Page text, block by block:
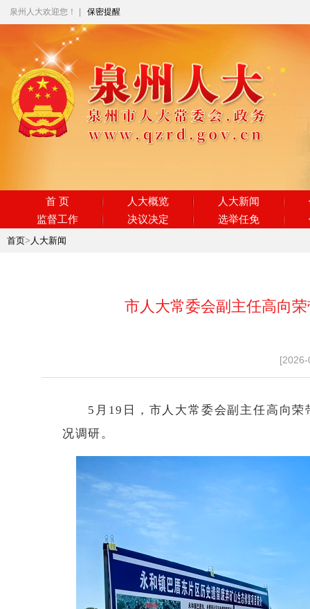
泉州人大欢迎您！ 保密提醒
首 页 人大概览 人大新闻
监督工作
决议决定 选举任免
首页> 人大新闻
市人大常委会副主任高向
5月19日，市人大常委会副主任高向
况调研。